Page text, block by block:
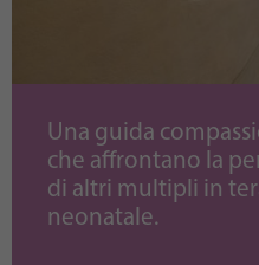
Una guida
che affrontano la
di altri multipli in
neonatale.